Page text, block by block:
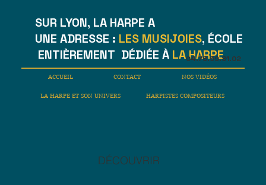
SUR LYON, LA HARPE A
UNE ADRESSE : LES MUSIJOIES, ÉCOLE
ENTIÈREMENT DÉDIÉE À LA HARPE
ACCUEIL CONTACT NOS VIDÉOS
LA HARPE ET SON UNIVERS HARPISTES COMPOSITEURS
04.78.59.81.02
DÉCOUVRIR